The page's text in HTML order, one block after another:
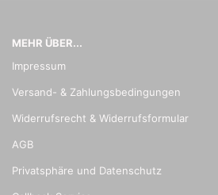
MEHR ÜBER...
Impressum
Versand- & Zahlungsbedingungen
Widerrufsrecht & Widerrufsformular
AGB
Privatsphäre und Datenschutz